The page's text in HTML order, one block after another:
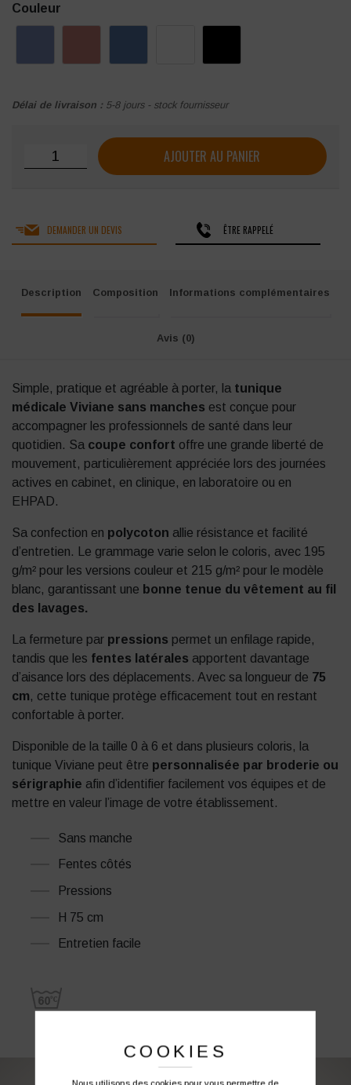
Couleur
Délai de livraison : 5-8 jours - stock fournisseur
quantité de Tunique médicale femme sans manches
AJOUTER AU PANIER
DEMANDER UN DEVIS ÊTRE RAPPELÉ
Description Composition Informations complémentaires
Avis (0)
Simple, pratique et agréable à porter, la tunique
médicale Viviane sans manches est conçue pour
accompagner les professionnels de santé dans leur
quotidien. Sa coupe confort offre une grande liberté de
mouvement, particulièrement appréciée lors des journées
actives en cabinet, en clinique, en laboratoire ou en
EHPAD.
Sa confection en polycoton allie résistance et facilité
d’entretien. Le grammage varie selon le coloris, avec 195
g/m² pour les versions couleur et 215 g/m² pour le modèle
blanc, garantissant une bonne tenue du vêtement au fil
des lavages.
La fermeture par pressions permet un enfilage rapide,
tandis que les fentes latérales apportent davantage
d’aisance lors des déplacements. Avec sa longueur de 75
cm, cette tunique protège efficacement tout en restant
confortable à porter.
Disponible de la taille 0 à 6 et dans plusieurs coloris, la
tunique Viviane peut être personnalisée par broderie ou
sérigraphie afin d’identifier facilement vos équipes et de
mettre en valeur l’image de votre établissement.
Sans manche
Fentes côtés
Pressions
H 75 cm
Entretien facile
COOKIES
Nous utilisons des cookies pour vous permettre de